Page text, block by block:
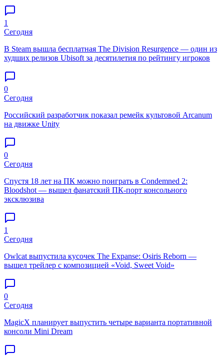
1
Сегодня
В Steam вышла бесплатная The Division Resurgence — один из
худших релизов Ubisoft за десятилетия по рейтингу игроков
0
Сегодня
Российский разработчик показал ремейк культовой Arcanum
на движке Unity
0
Сегодня
Спустя 18 лет на ПК можно поиграть в Condemned 2:
Bloodshot — вышел фанатский ПК-порт консольного
эксклюзива
1
Сегодня
Owlcat выпустила кусочек The Expanse: Osiris Reborn —
вышел трейлер с композицией «Void, Sweet Void»
0
Сегодня
MagicX планирует выпустить четыре варианта портативной
консоли Mini Dream